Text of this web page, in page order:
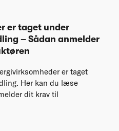
er taget under
– Sådan anmelder
er taget
læse
dit krav til